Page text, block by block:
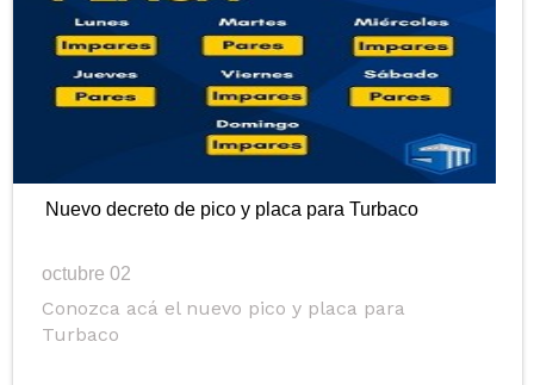
Nuevo decreto de pico y placa para Turbaco
octubre 02
Conozca acá el nuevo pico y placa para
Turbaco